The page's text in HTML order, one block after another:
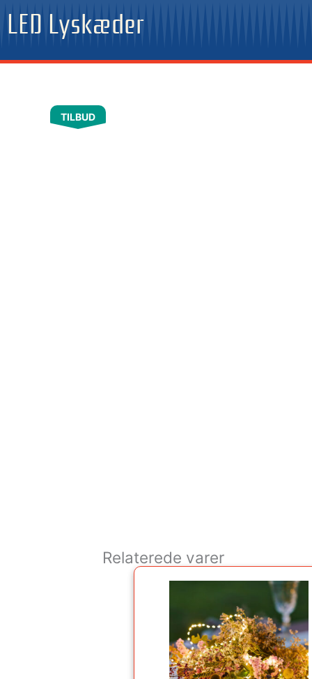
LED Lyskæder
TILBUD
Relaterede varer